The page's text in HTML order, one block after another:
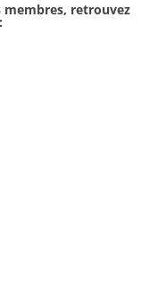
membres, retrouvez